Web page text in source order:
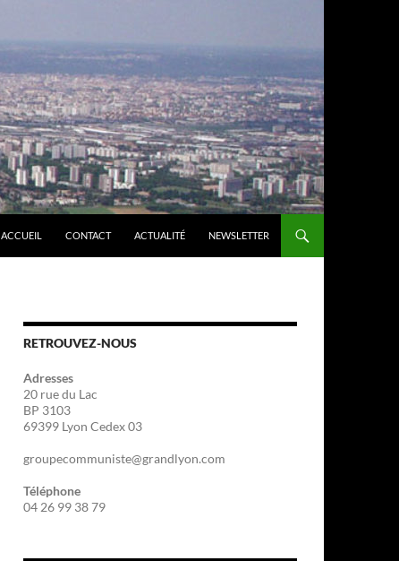
ACCUEIL CONTACT ACTUALITÉ NEWSLETTER
RETROUVEZ-NOUS
Adresses
20 rue du Lac
BP 3103
69399 Lyon Cedex 03
groupecommuniste@grandlyon.com
Téléphone
04 26 99 38 79